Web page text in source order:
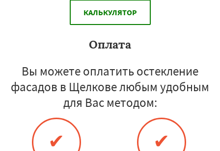
КАЛЬКУЛЯТОР
Оплата
Вы можете оплатить остекление
фасадов в Щелкове любым удобным
для Вас методом:
✔ ✔